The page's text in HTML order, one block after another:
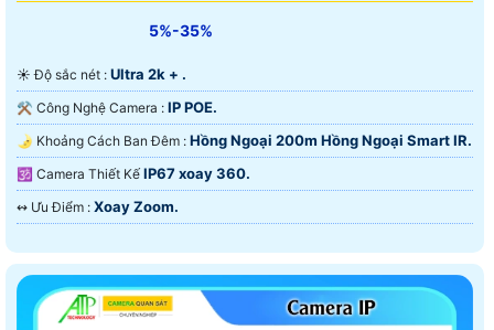
5%-35%
☀️ Độ sắc nét : Ultra 2k + .
⚒ Công Nghệ Camera : IP POE.
🌛 Khoảng Cách Ban Đêm : Hồng Ngoại 200m Hồng Ngoại Smart IR.
🕉️ Camera Thiết Kế IP67 xoay 360.
️↭ Ưu Điểm : Xoay Zoom.